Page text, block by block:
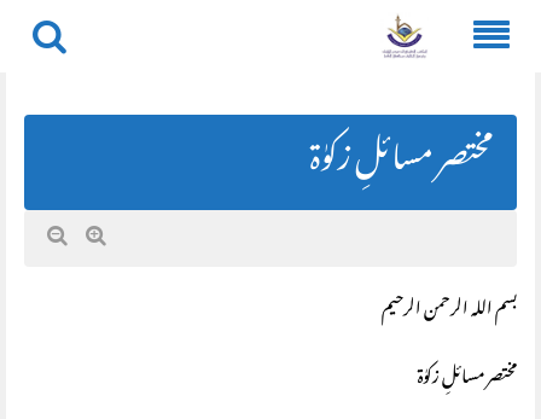
contentمختصر مسائلِ زکوٰة
بسم اللہ الرحمن الرحیم
مختصر مسائلِ زکوٰة